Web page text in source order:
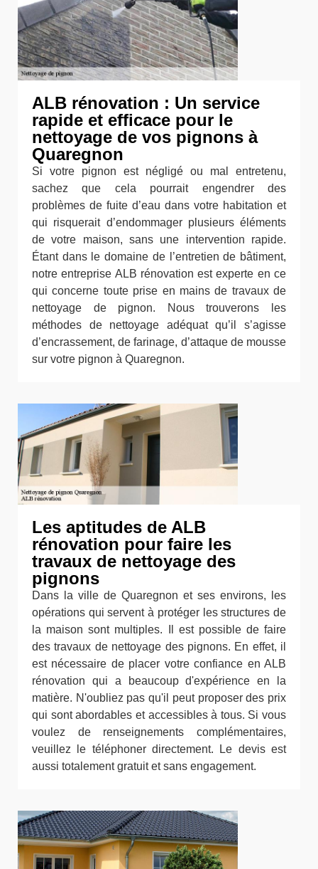
ALB rénovation : Un service
rapide et efficace pour le
nettoyage de vos pignons à
Quaregnon
Si votre pignon est négligé ou mal entretenu,
sachez que cela pourrait engendrer des
problèmes de fuite d’eau dans votre habitation et
qui risquerait d’endommager plusieurs éléments
de votre maison, sans une intervention rapide.
Étant dans le domaine de l’entretien de bâtiment,
notre entreprise ALB rénovation est experte en ce
qui concerne toute prise en mains de travaux de
nettoyage de pignon. Nous trouverons les
méthodes de nettoyage adéquat qu’il s’agisse
d’encrassement, de farinage, d’attaque de mousse
sur votre pignon à Quaregnon.
Les aptitudes de ALB
rénovation pour faire les
travaux de nettoyage des
pignons
Dans la ville de Quaregnon et ses environs, les
opérations qui servent à protéger les structures de
la maison sont multiples. Il est possible de faire
des travaux de nettoyage des pignons. En effet, il
est nécessaire de placer votre confiance en ALB
rénovation qui a beaucoup d'expérience en la
matière. N'oubliez pas qu'il peut proposer des prix
qui sont abordables et accessibles à tous. Si vous
voulez de renseignements complémentaires,
veuillez le téléphoner directement. Le devis est
aussi totalement gratuit et sans engagement.